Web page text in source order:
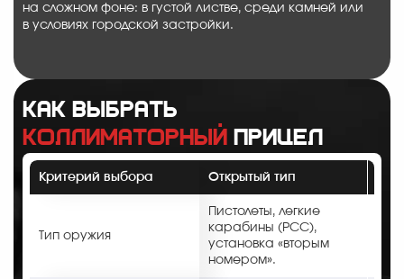
на сложном фоне: в густой листве, среди камней или
в условиях городской застройки.
Как выбрать
коллиматорный прицел
Сравнение открытых и закрытых коллиматорных прицелов MewLite.
Критерий выбора Открытый тип
Тип оружия
Пистолеты, легкие
карабины (PCC),
установка «вторым
номером».